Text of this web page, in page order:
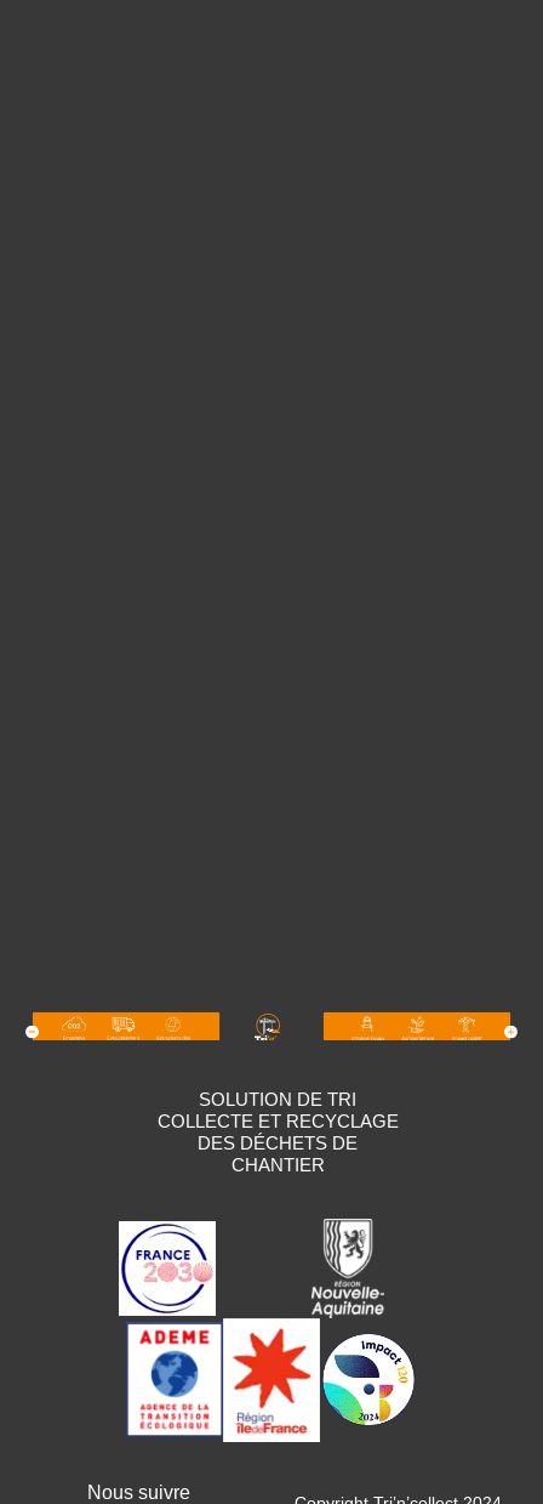
SOLUTION DE TRI
COLLECTE ET RECYCLAGE
DES DÉCHETS DE
CHANTIER
Nous suivre